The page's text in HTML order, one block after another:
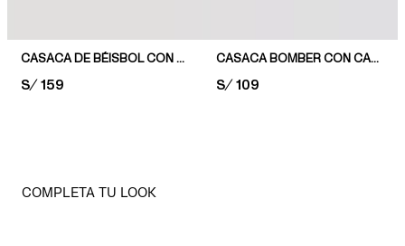
CASACA DE BÉISBOL CON MOTIVOS
PRICE:
S/ 159
CASACA BOMBER CON CAPUCHA
PRICE:
S/ 109
COMPLETA TU LOOK